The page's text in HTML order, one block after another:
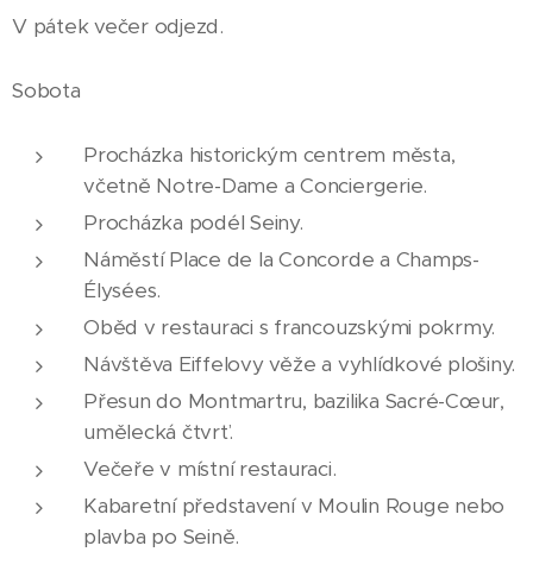
V pátek večer odjezd.
Sobota
Procházka historickým centrem města,
včetně Notre-Dame a Conciergerie.
Procházka podél Seiny.
Náměstí Place de la Concorde a Champs-
Élysées.
Oběd v restauraci s francouzskými pokrmy.
Návštěva Eiffelovy věže a vyhlídkové plošiny.
Přesun do Montmartru, bazilika Sacré-Cœur,
umělecká čtvrť.
Večeře v místní restauraci.
Kabaretní představení v Moulin Rouge nebo
plavba po Seině.